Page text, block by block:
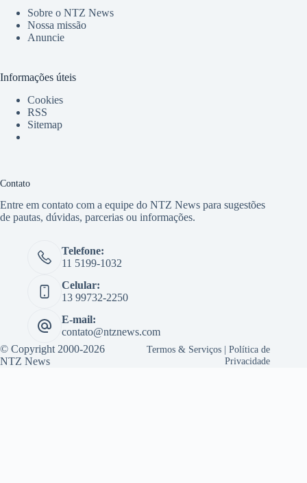
Sobre o NTZ News
Nossa missão
Anuncie
Informações úteis
Cookies
RSS
Sitemap
Contato
Entre em contato com a equipe do NTZ News para sugestões
de pautas, dúvidas, parcerias ou informações.
Telefone:
11 5199-1032
Celular:
13 99732-2250
E-mail:
contato@ntznews.com
© Copyright 2000-2026
NTZ News
Termos & Serviços |Política de
Privacidade